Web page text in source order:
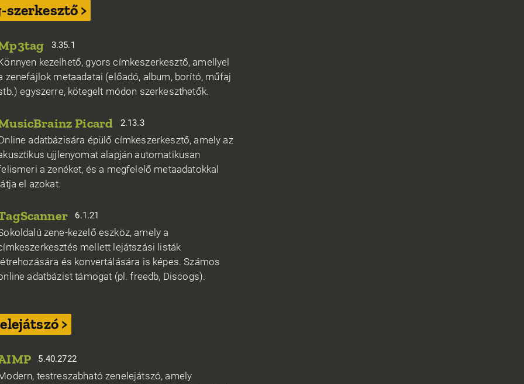
szerkesztő >
3.35.1
kezelhető, gyors címkeszerkesztő, amellyel
zenefájlok metaadatai (előadó, album, borító, műfaj
egyszerre, kötegelt módon szerkeszthetők.
Picard 2.13.3
adatbázisára épülő címkeszerkesztő, amely az
ujjlenyomat alapján automatikusan
a zenéket, és a megfelelő metaadatokkal
el azokat.
6.1.21
zene-kezelő eszköz, amely a
mellett lejátszási listák
és konvertálására is képes. Számos
adatbázist támogat (pl. freedb, Discogs).
>
5.40.2722
testreszabható zenelejátszó, amely